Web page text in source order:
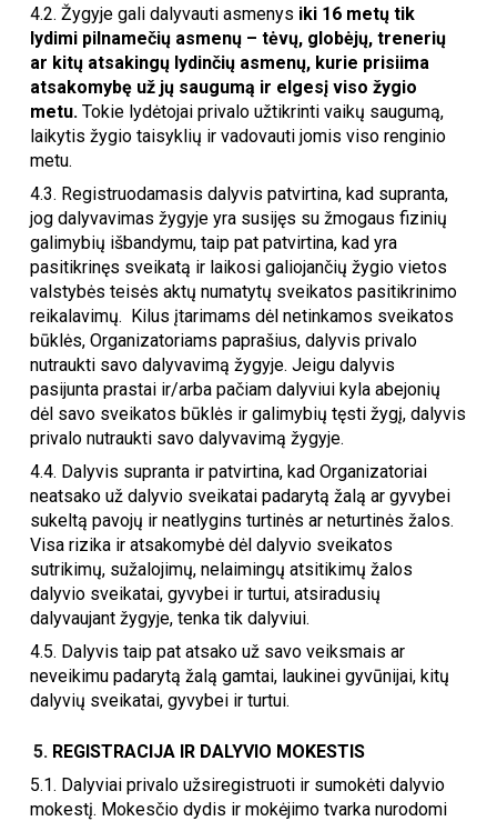
4.2. Žygyje gali dalyvauti asmenys iki 16 metų tik
lydimi pilnamečių asmenų – tėvų, globėjų, trenerių
ar kitų atsakingų lydinčių asmenų, kurie prisiima
atsakomybę už jų saugumą ir elgesį viso žygio
metu. Tokie lydėtojai privalo užtikrinti vaikų saugumą,
laikytis žygio taisyklių ir vadovauti jomis viso renginio
metu.
4.3. Registruodamasis dalyvis patvirtina, kad supranta,
jog dalyvavimas žygyje yra susijęs su žmogaus fizinių
galimybių išbandymu, taip pat patvirtina, kad yra
pasitikrinęs sveikatą ir laikosi galiojančių žygio vietos
valstybės teisės aktų numatytų sveikatos pasitikrinimo
reikalavimų. Kilus įtarimams dėl netinkamos sveikatos
būklės, Organizatoriams paprašius, dalyvis privalo
nutraukti savo dalyvavimą žygyje. Jeigu dalyvis
pasijunta prastai ir/arba pačiam dalyviui kyla abejonių
dėl savo sveikatos būklės ir galimybių tęsti žygį, dalyvis
privalo nutraukti savo dalyvavimą žygyje.
4.4. Dalyvis supranta ir patvirtina, kad Organizatoriai
neatsako už dalyvio sveikatai padarytą žalą ar gyvybei
sukeltą pavojų ir neatlygins turtinės ar neturtinės žalos.
Visa rizika ir atsakomybė dėl dalyvio sveikatos
sutrikimų, sužalojimų, nelaimingų atsitikimų žalos
dalyvio sveikatai, gyvybei ir turtui, atsiradusių
dalyvaujant žygyje, tenka tik dalyviui.
4.5. Dalyvis taip pat atsako už savo veiksmais ar
neveikimu padarytą žalą gamtai, laukinei gyvūnijai, kitų
dalyvių sveikatai, gyvybei ir turtui.
REGISTRACIJA IR DALYVIO MOKESTIS
5.1. Dalyviai privalo užsiregistruoti ir sumokėti dalyvio
mokestį. Mokesčio dydis ir mokėjimo tvarka nurodomi